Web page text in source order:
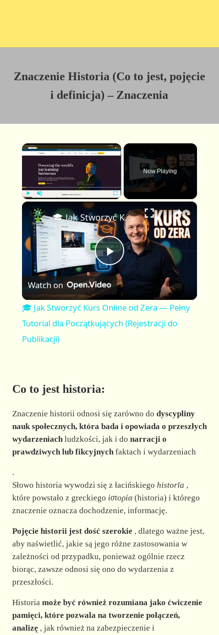
Znaczenie Historia (Co to jest, pojęcie
i definicja) – Znaczenia
×
y
n
m
u
t
e
u
l
l
s
c
r
e
Now Playing
×
P
l
a
i
d
o
🎓 Jak Stworzyć Kurs Online od Zera — Pełny Tutorial dla Początkujących (Rejestracji do Publikacji)
Watch on
🎓 Jak Stworzyć Kurs Online od Zera — Pełny
Tutorial dla Początkujących (Rejestracji do
Publikacji)
Co to jest historia:
Znaczenie historii odnosi się zarówno do dyscypliny
nauk społecznych, która bada i opowiada o przeszłych
wydarzeniachludzkości, jak i do narracji o
prawdziwych lub fikcyjnychfaktach i wydarzeniach
.
Słowo historia wywodzi się z łacińskiego historĭa ,
które powstało z greckiego ἱστορία(historia) i którego
znaczenie oznacza dochodzenie, informację.
Pojęcie historii jest dość szerokie , dlatego ważne jest,
aby naświetlić, jakie są jego różne zastosowania w
zależności od przypadku, ponieważ ogólnie rzecz
biorąc, zawsze odnosi się ono do wydarzenia z
przeszłości.
Historia może być również rozumiana jako ćwiczenie
pamięci, które pozwala na tworzenie połączeń,
analizę , jak również na zabezpieczenie i